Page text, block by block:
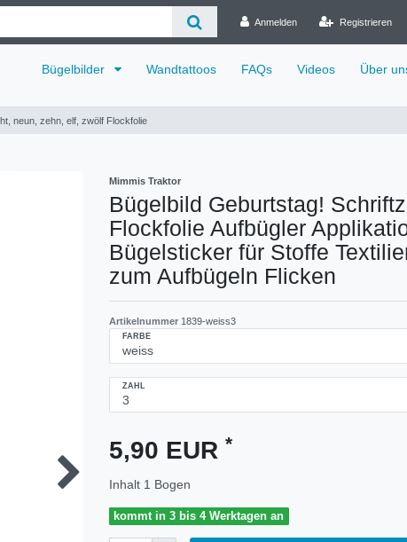
Anmelden Registrieren
Bügelbilder Wandtattoos FAQs Videos Über
neun, zehn, elf, zwölf Flockfolie
Mimmis Traktor
Bügelbild Geburtstag!
Flockfolie Aufbügler
Bügelsticker für Stoffe
zum Aufbügeln Flicken
Artikelnummer 1839-weiss3
FARBE
ZAHL
5,90 EUR *
Inhalt 1 Bogen
kommt in 3 bis 4 Werktagen an